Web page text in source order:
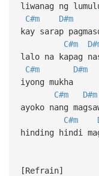
liwanag ng
C#m
D#m
kay sarap
C#m
lalo na kapag
C#m
D#m
iyong mukha
C#m
D#m
ayoko nang
C#m
hinding hindi
[Refrain]